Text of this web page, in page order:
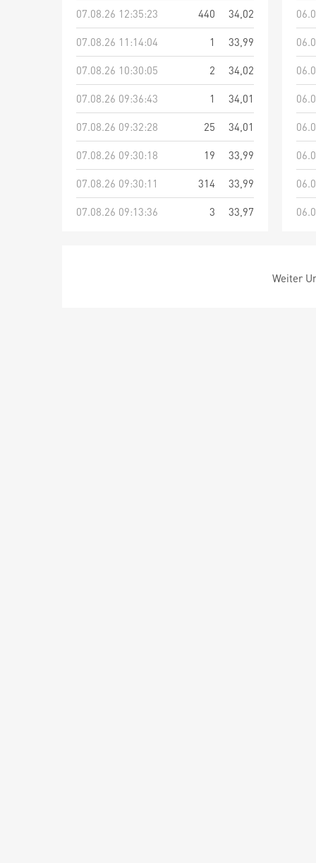
07.08.26 12:35:23
440
34,02
07.08.26 11:14:04
1
33,99
07.08.26 10:30:05
2
34,02
07.08.26 09:36:43
1
34,01
07.08.26 09:32:28
25
34,01
07.08.26 09:30:18
19
33,99
07.08.26 09:30:11
314
33,99
07.08.26 09:13:36
3 33,97
Weiter